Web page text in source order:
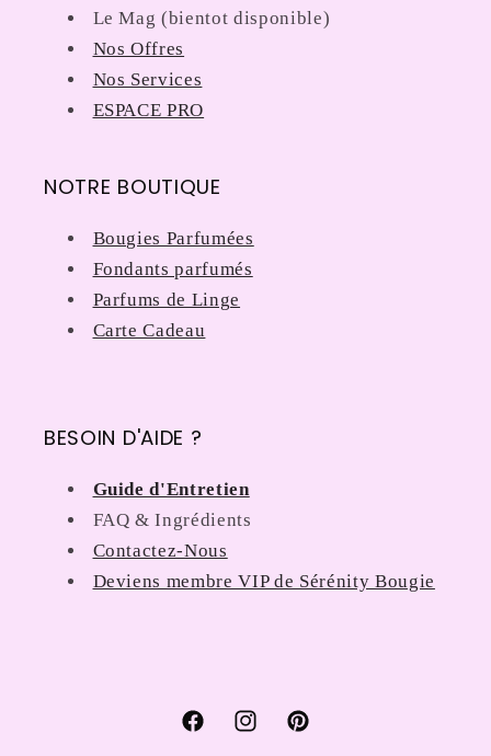
Le Mag (bientot disponible)
Nos Offres
Nos Services
ESPACE PRO
NOTRE BOUTIQUE
Bougies Parfumées
Fondants parfumés
Parfums de Linge
Carte Cadeau
BESOIN D'AIDE ?
Guide d'Entretien
FAQ & Ingrédients
Contactez-Nous
Deviens membre VIP de Sérénity Bougie
FacebookInstagramPinterest